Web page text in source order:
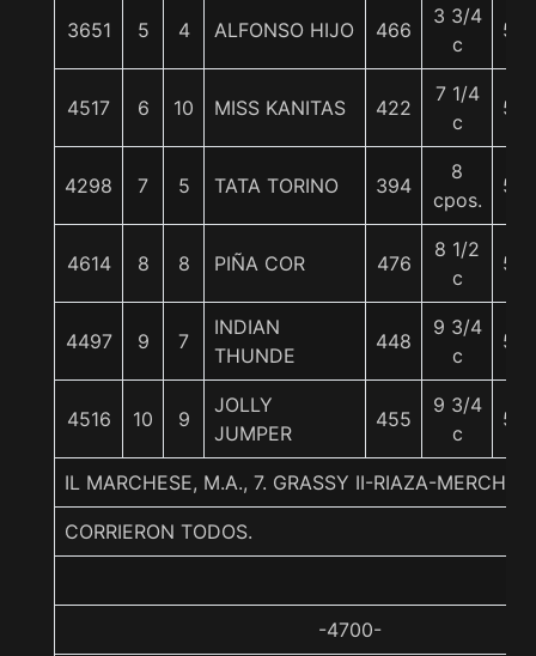
3651 5 4 ALFONSO HIJO 466
3 3/4
c
56
4517 6 10 MISS KANITAS 422
7 1/4
c
56
4298 7 5 TATA TORINO 394
8
cpos.
56
4614 8 8 PIÑA COR 476
8 1/2
c
56
4497 9 7
INDIAN
THUNDE
448
9 3/4
c
56
4516 10 9
JOLLY
JUMPER
455
9 3/4
c
56
IL MARCHESE, M.A., 7. GRASSY II-RIAZA-
CORRIERON TODOS.
-4700-